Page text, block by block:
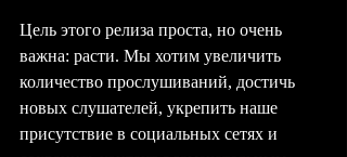
Цель этого релиза проста, но очень
важна: расти. Мы хотим увеличить
количество прослушиваний, достичь
новых слушателей, укрепить наше
присутствие в социальных сетях и